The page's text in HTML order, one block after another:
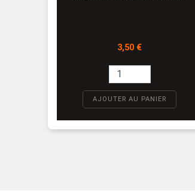
Prix
3,50 €
AJOUTER AU PANIER